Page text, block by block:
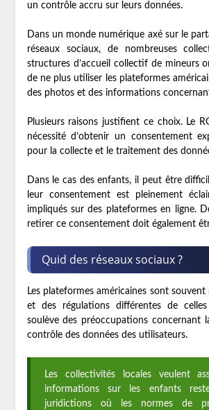
un contrôle accru sur leurs données.
Dans un monde numérique axé sur le
réseaux sociaux, de nombreuses
structures d’accueil collectif de mineurs
de ne plus utiliser les plateformes
des photos et des informations
Plusieurs raisons justifient ce choix. Le
nécessité d’obtenir un consentement
pour la collecte et le traitement des
Dans le cas des enfants, il peut être
leur consentement est pleinement
impliqués sur des plateformes en ligne.
retirer ce consentement doit également
Quid des réseaux sociaux ?
Les plateformes américaines sont souvent
et des régulations différentes de
soulève des préoccupations concernant
contrôle des données des utilisateurs.
Les collectivités locales veulent
informations sur les enfants
juridictions où les normes de